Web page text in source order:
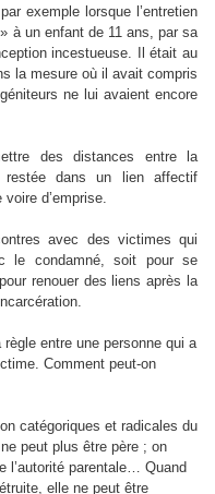
exemple lorsque l’entretien
à un enfant de 11 ans, par sa
incestueuse. Il était au
la mesure où il avait compris
ne lui avaient encore
des distances entre la
restée dans un lien affectif
d’emprise.
avec des victimes qui
le condamné, soit pour se
renouer des liens après la
entre une personne qui a
Comment peut-on
catégoriques et radicales du
peut plus être père ; on
l’autorité parentale… Quand
elle ne peut être